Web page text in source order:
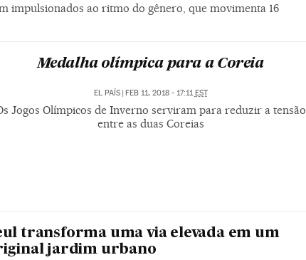
impulsionados ao ritmo do gênero, que movimenta 16
Medalha olímpica para a Coreia
EL PAÍS | FEB 11, 2018 - 17:11 EST
Jogos Olímpicos de Inverno serviram para reduzir a tensão
entre as duas Coreias
transforma uma via elevada em um
jardim urbano